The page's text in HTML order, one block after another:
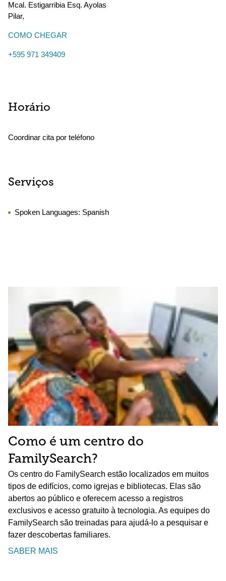
Mcal. Estigarribia Esq. Ayolas
Pilar,
COMO CHEGAR
+595 971 349409
Horário
Coordinar cita por teléfono
Serviços
Spoken Languages: Spanish
Como é um centro do
FamilySearch?
Os centro do FamilySearch estão localizados em muitos
tipos de edifícios, como igrejas e bibliotecas. Elas são
abertos ao público e oferecem acesso a registros
exclusivos e acesso gratuito à tecnologia. As equipes do
FamilySearch são treinadas para ajudá-lo a pesquisar e
fazer descobertas familiares.
SABER MAIS